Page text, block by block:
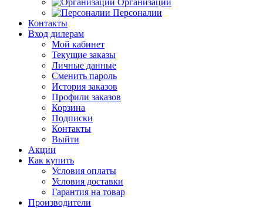
Организации
Персоналии
Контакты
Вход дилерам
Мой кабинет
Текущие заказы
Личные данные
Сменить пароль
История заказов
Профили заказов
Корзина
Подписки
Контакты
Выйти
Акции
Как купить
Условия оплаты
Условия доставки
Гарантия на товар
Производители